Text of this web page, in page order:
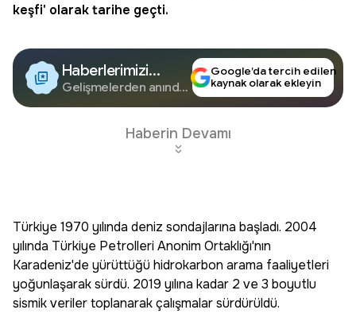
keşfi' olarak tarihe geçti.
Haberlerimizi
Google'da Takip
Edin
Gelişmelerden anında
Google’da tercih edilen
kaynak olarak ekleyin
Haberin Devamı
Türkiye 1970 yılında deniz sondajlarına başladı. 2004
yılında Türkiye Petrolleri Anonim Ortaklığı'nın
Karadeniz'de yürüttüğü hidrokarbon arama faaliyetleri
yoğunlaşarak sürdü. 2019 yılına kadar 2 ve 3 boyutlu
sismik veriler toplanarak çalışmalar sürdürüldü.